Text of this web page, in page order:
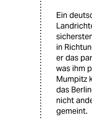
Ein
in
er das
was ihm
Mumpitz
das
nicht
gemeint.